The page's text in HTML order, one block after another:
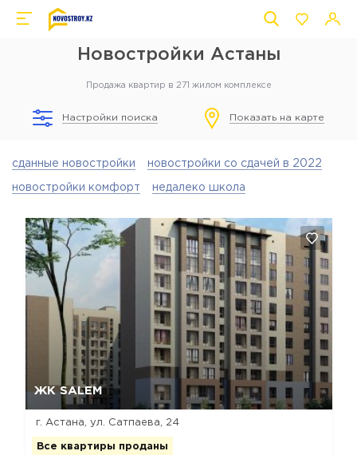
Новостройки Астаны
Продажа квартир в 271 жилом комплексе
Настройки поиска Показать на карте
сданные новостройки новостройки со сдачей в 2022
новостройки комфорт недалеко школа
ЖК SALEM
г. Астана, ул. Сатпаева, 24
Все квартиры проданы
Отмена